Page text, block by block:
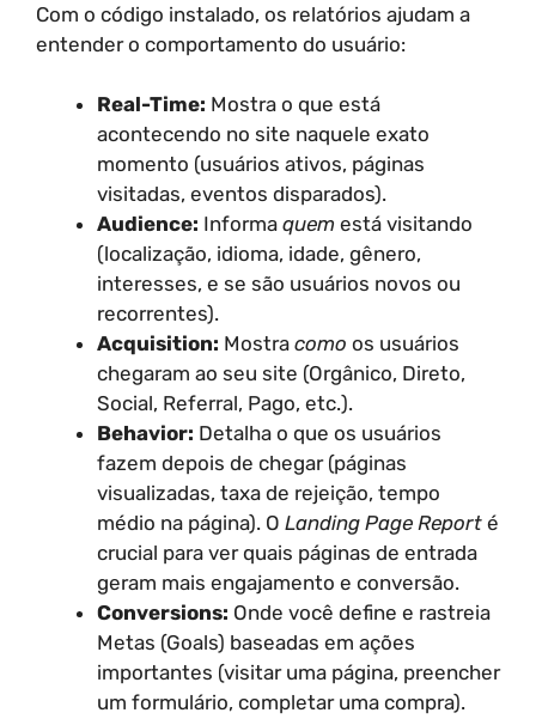
Com o código instalado, os relatórios ajudam a
entender o comportamento do usuário:
Real-Time: Mostra o que está
acontecendo no site naquele exato
momento (usuários ativos, páginas
visitadas, eventos disparados).
Audience: Informa quem está visitando
(localização, idioma, idade, gênero,
interesses, e se são usuários novos ou
recorrentes).
Acquisition: Mostra como os usuários
chegaram ao seu site (Orgânico, Direto,
Social, Referral, Pago, etc.).
Behavior: Detalha o que os usuários
fazem depois de chegar (páginas
visualizadas, taxa de rejeição, tempo
médio na página). O Landing Page Report é
crucial para ver quais páginas de entrada
geram mais engajamento e conversão.
Conversions: Onde você define e rastreia
Metas (Goals) baseadas em ações
importantes (visitar uma página, preencher
um formulário, completar uma compra).